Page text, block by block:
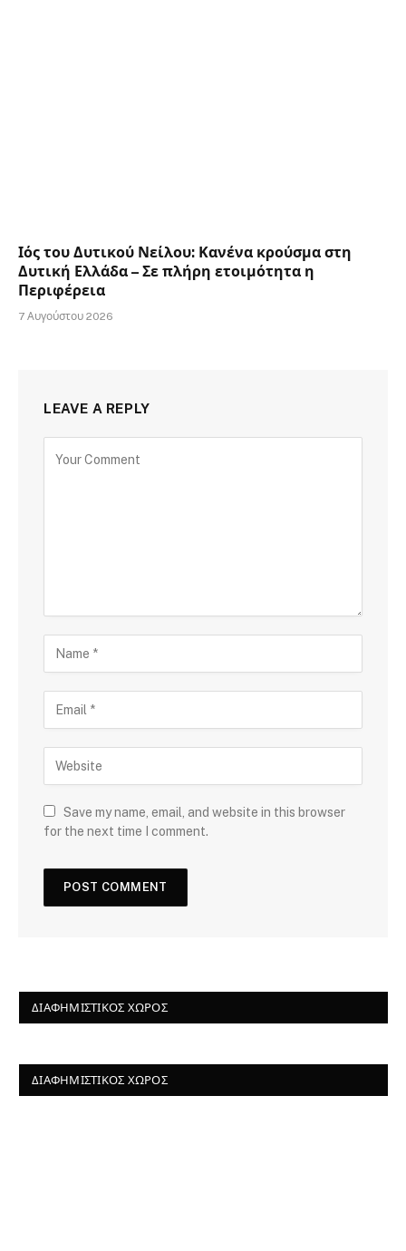
Ιός του Δυτικού Νείλου: Κανένα κρούσμα στη
Δυτική Ελλάδα – Σε πλήρη ετοιμότητα η
Περιφέρεια
7 Αυγούστου 2026
LEAVE A REPLY
Save my name, email, and website in this browser
for the next time I comment.
ΔΙΑΦΗΜΙΣΤΙΚΌΣ ΧΏΡΟΣ
ΔΙΑΦΗΜΙΣΤΙΚΌΣ ΧΏΡΟΣ